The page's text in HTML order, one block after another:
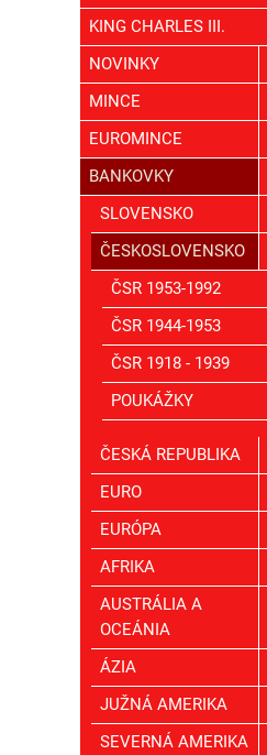
KING CHARLES III.
NOVINKY
MINCE
EUROMINCE
BANKOVKY
SLOVENSKO
ČESKOSLOVENSKO
ČSR 1953-1992
ČSR 1944-1953
ČSR 1918 - 1939
POUKÁŽKY
ČESKÁ REPUBLIKA
EURO
EURÓPA
AFRIKA
AUSTRÁLIA A
OCEÁNIA
ÁZIA
JUŽNÁ AMERIKA
SEVERNÁ AMERIKA